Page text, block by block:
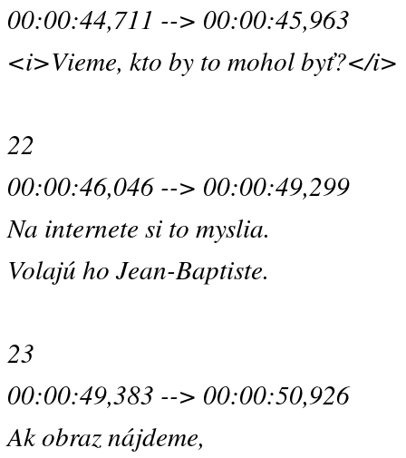
00:00:44,711 --> 00:00:45,963
<i>Vieme, kto by to mohol byť?</i>
22
00:00:46,046 --> 00:00:49,299
Na internete si to myslia.
Volajú ho Jean-Baptiste.
23
00:00:49,383 --> 00:00:50,926
Ak obraz nájdeme,